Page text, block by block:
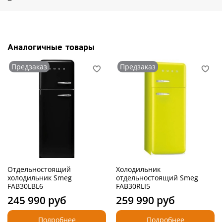
Аналогичные товары
Предзаказ
Отдельностоящий
холодильник Smeg
FAB30LBL6
245 990 руб
Подробнее
Предзаказ
Холодильник
отдельностоящий Smeg
FAB30RLI5
259 990 руб
Подробнее